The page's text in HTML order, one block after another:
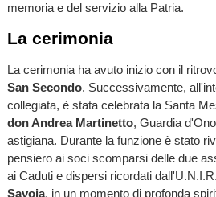
memoria e del servizio alla Patria.
La cerimonia
La cerimonia ha avuto inizio con il
San Secondo. Successivamente,
collegiata, è stata celebrata la Santa
don Andrea Martinetto, Guardia
astigiana. Durante la funzione è stato
pensiero ai soci scomparsi delle due
ai Caduti e dispersi ricordati
Savoia, in un momento di profonda